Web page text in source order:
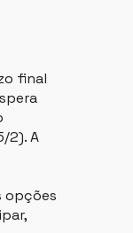
final
2). A
opções